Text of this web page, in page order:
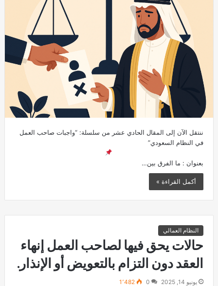
ننتقل الآن إلى المقال الحادي عشر من سلسلة: “واجبات صاحب العمل
في النظام السعودي”
بعنوان : ما الفرق بين…
أكمل القراءة »
النظام العمالي
حالات يحق فيها لصاحب العمل إنهاء
العقد دون التزام بالتعويض أو الإنذار.
يونيو 14, 2025 0 1٬482